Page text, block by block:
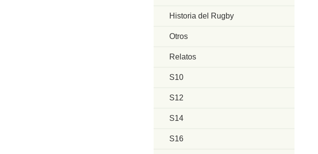
Historia del Rugby
Otros
Relatos
S10
S12
S14
S16